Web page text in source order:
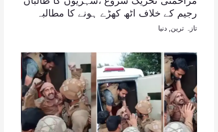
رجیم کے خلاف اٹھ کھڑے ہونے کا مطالبہ
تازہ ترین دنیا